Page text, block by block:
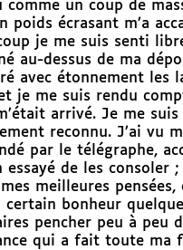
comme un coup de
poids écrasant m’a
je me suis senti
au-dessus de ma
avec étonnement les
je me suis rendu
arrivé. Je me suis
reconnu. J’ai vu
par le télégraphe,
essayé de les consoler
meilleures pensées,
certain bonheur
pencher peu à peu
qui a fait toute ma